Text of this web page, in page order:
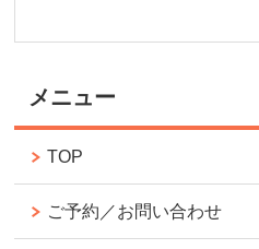
メニュー
TOP
ご予約／お問い合わせ